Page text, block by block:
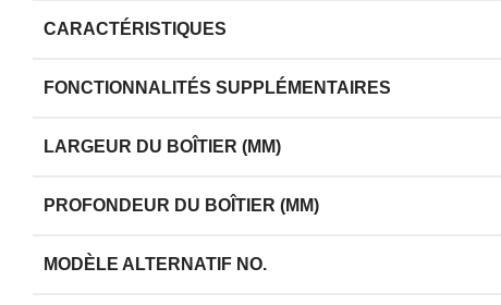
CARACTÉRISTIQUES
FONCTIONNALITÉS SUPPLÉMENTAIRES
LARGEUR DU BOÎTIER (MM)
PROFONDEUR DU BOÎTIER (MM)
MODÈLE ALTERNATIF NO.